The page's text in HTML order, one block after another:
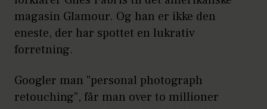
magasin Glamour. Og han er ikke den
eneste, der har spottet en lukrativ
forretning.
Googler man ”personal photograph
retouching”, får man over to millioner